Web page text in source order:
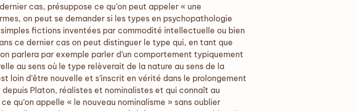
cas, présuppose ce qu’on peut appeler « une
on peut se demander si les types en psychopathologie
fictions inventées par commodité intellectuelle ou bien
ce dernier cas on peut distinguer le type qui, en tant que
parlera par exemple parler d’un comportement typiquement
au sens où le type relèverait de la nature au sens de la
d’être nouvelle et s’inscrit en vérité dans le prolongement
Platon, réalistes et nominalistes et qui connaît au
qu’on appelle « le nouveau nominalisme » sans oublier